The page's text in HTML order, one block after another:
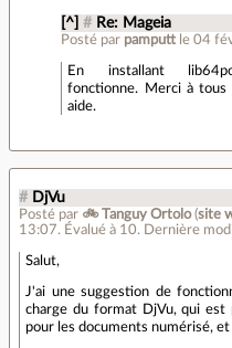
[^] # Re: Mageia
Posté par pamputt le 04
En installant
fonctionne. Merci à
aide.
# DjVu
Posté par 🚲 Tanguy Ortolo(site
13:07. Évalué à 10. Dernière
Salut,
J'ai une suggestion de
charge du format DjVu, qui est
pour les documents numérisé,